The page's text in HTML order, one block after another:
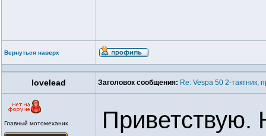
Вернуться наверх
lovelead Заголовок сообщения: Re: Vespa 50 2-тактник,
Главный мотомеханик
Приветствую.